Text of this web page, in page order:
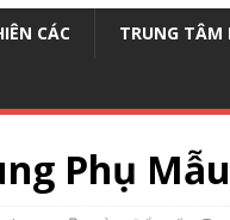
CÁC TRUNG TÂM
Phụ Mẫu